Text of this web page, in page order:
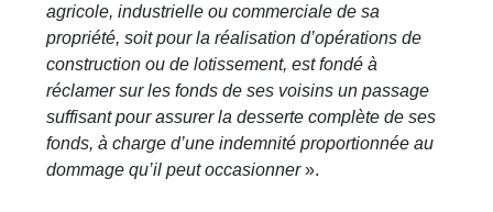
agricole, industrielle ou commerciale de sa
propriété, soit pour la réalisation d’opérations de
construction ou de lotissement, est fondé à
réclamer sur les fonds de ses voisins un passage
suffisant pour assurer la desserte complète de ses
fonds, à charge d’une indemnité proportionnée au
dommage qu’il peut occasionner».